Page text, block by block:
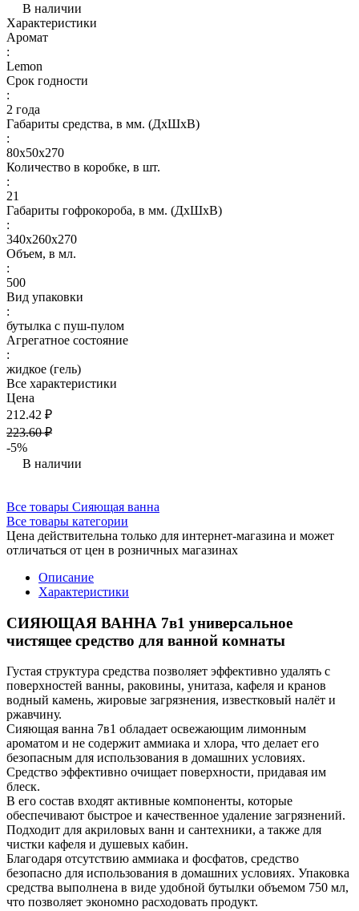
В наличии
Характеристики
Аромат
:
Lemon
Срок годности
:
2 года
Габариты средства, в мм. (ДхШхВ)
:
80х50х270
Количество в коробке, в шт.
:
21
Габариты гофрокороба, в мм. (ДхШхВ)
:
340х260х270
Объем, в мл.
:
500
Вид упаковки
:
бутылка с пуш-пулом
Агрегатное состояние
:
жидкое (гель)
Все характеристики
Цена
212.42 ₽
223.60 ₽
-5%
В наличии
Все товары Сияющая ванна
Все товары категории
Цена действительна только для интернет-магазина и может
отличаться от цен в розничных магазинах
Описание
Характеристики
СИЯЮЩАЯ ВАННА 7в1 универсальное
чистящее средство для ванной комнаты
Густая структура средства позволяет эффективно удалять с
поверхностей ванны, раковины, унитаза, кафеля и кранов
водный камень, жировые загрязнения, известковый налёт и
ржавчину.
Сияющая ванна 7в1 обладает освежающим лимонным
ароматом и не содержит аммиака и хлора, что делает его
безопасным для использования в домашних условиях.
Средство эффективно очищает поверхности, придавая им
блеск.
В его состав входят активные компоненты, которые
обеспечивают быстрое и качественное удаление загрязнений.
Подходит для акриловых ванн и сантехники, а также для
чистки кафеля и душевых кабин.
Благодаря отсутствию аммиака и фосфатов, средство
безопасно для использования в домашних условиях. Упаковка
средства выполнена в виде удобной бутылки объемом 750 мл,
что позволяет экономно расходовать продукт.